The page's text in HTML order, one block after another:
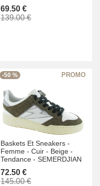
69.50 €
139.00 €
-50 %
Baskets Et Sneakers -
Femme - Cuir - Beige -
Tendance - SEMERDJIAN
72.50 €
145.00 €